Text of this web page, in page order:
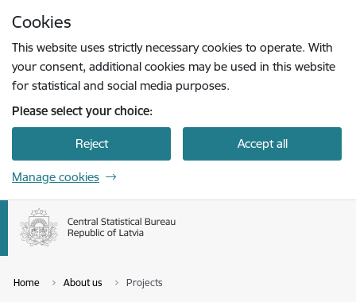
Cookies
This website uses strictly necessary cookies to operate. With
your consent, additional cookies may be used in this website
for statistical and social media purposes.
Please select your choice:
Reject Accept all
Manage cookies
Home About us Projects